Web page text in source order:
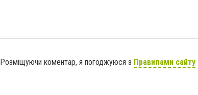
Розміщуючи коментар, я погоджуюся з Правилами сайту